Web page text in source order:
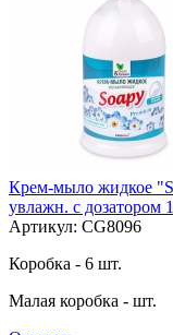
Крем-мыло жидкое
увлажн. с дозатором
Артикул: CG8096
Коробка - 6 шт.
Малая коробка - шт.